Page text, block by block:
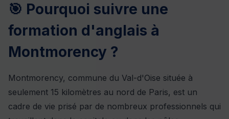
🎯 Pourquoi suivre une
formation d'anglais à
Montmorency ?
Montmorency, commune du Val-d'Oise située à
seulement 15 kilomètres au nord de Paris, est un
cadre de vie prisé par de nombreux professionnels qui